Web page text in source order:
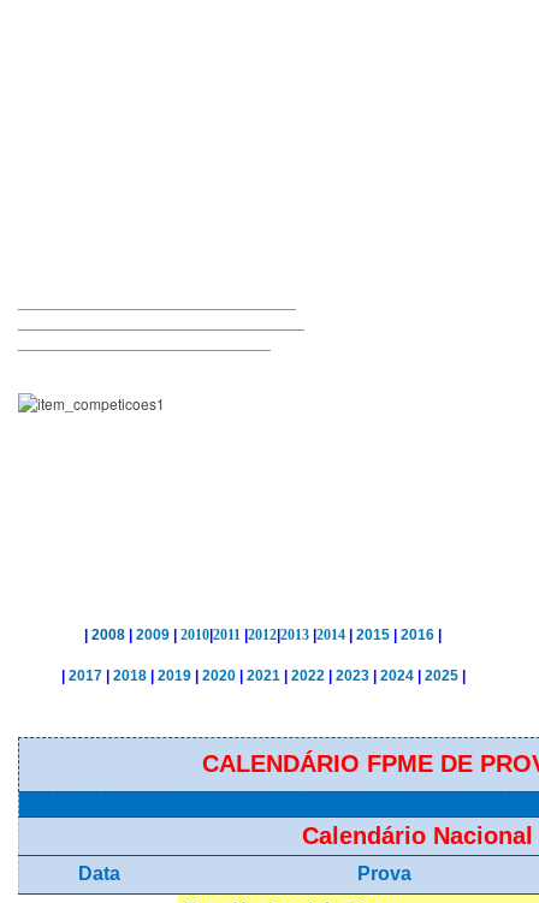
| 2008 | 2009 | 2010|2011 |2012|2013 |2014 | 2015 | 2016 |
| 2017| 2018| 2019| 2020| 2021 | 2022 | 2023| 2024| 2025|
CALENDÁRIO FPME DE
Calendário
Data Prova